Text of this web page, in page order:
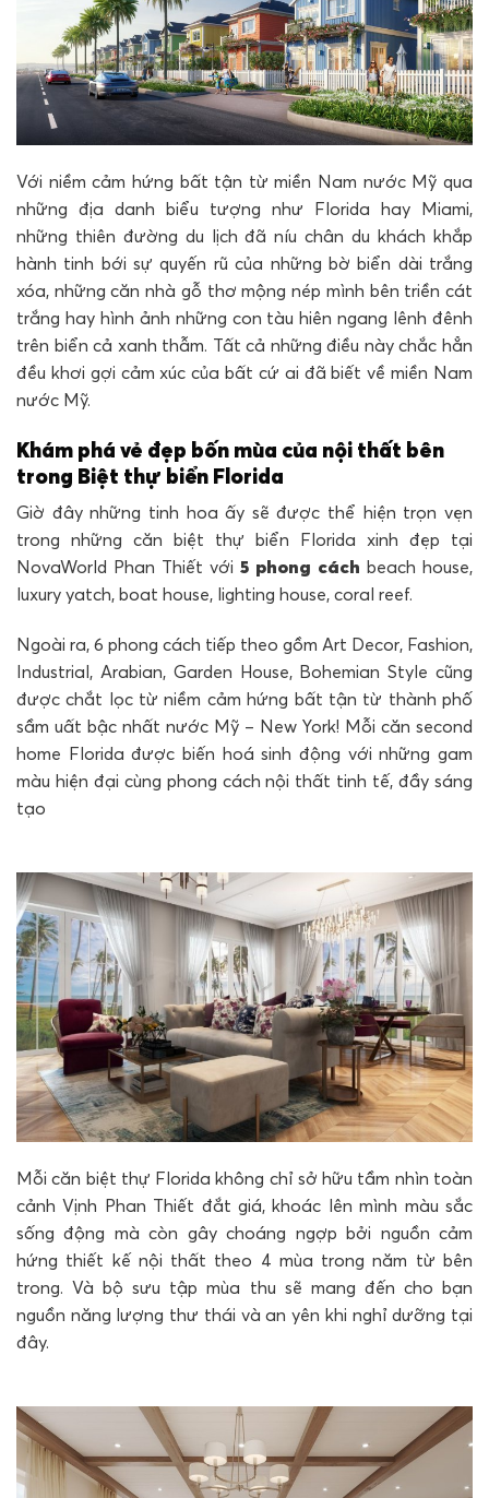
Với niềm cảm hứng bất tận từ miền Nam nước Mỹ qua
những địa danh biểu tượng như Florida hay Miami,
những thiên đường du lịch đã níu chân du khách khắp
hành tinh bới sự quyến rũ của những bờ biển dài trắng
xóa, những căn nhà gỗ thơ mộng nép mình bên triền cát
trắng hay hình ảnh những con tàu hiên ngang lênh đênh
trên biển cả xanh thẫm. Tất cả những điều này chắc hẳn
đều khơi gợi cảm xúc của bất cứ ai đã biết về miền Nam
nước Mỹ.
Khám phá vẻ đẹp bốn mùa của nội thất bên
trong Biệt thự biển Florida
Giờ đây những tinh hoa ấy sẽ được thể hiện trọn vẹn
trong những căn biệt thự biển Florida xinh đẹp tại
NovaWorld Phan Thiết với 5 phong cách beach house,
luxury yatch, boat house, lighting house, coral reef.
Ngoài ra, 6 phong cách tiếp theo gồm Art Decor, Fashion,
Industrial, Arabian, Garden House, Bohemian Style cũng
được chắt lọc từ niềm cảm hứng bất tận từ thành phố
sầm uất bậc nhất nước Mỹ – New York! Mỗi căn second
home Florida được biến hoá sinh động với những gam
màu hiện đại cùng phong cách nội thất tinh tế, đầy sáng
tạo
Mỗi căn biệt thự Florida không chỉ sở hữu tầm nhìn toàn
cảnh Vịnh Phan Thiết đắt giá, khoác lên mình màu sắc
sống động mà còn gây choáng ngợp bởi nguồn cảm
hứng thiết kế nội thất theo 4 mùa trong năm từ bên
trong. Và bộ sưu tập mùa thu sẽ mang đến cho bạn
nguồn năng lượng thư thái và an yên khi nghỉ dưỡng tại
đây.